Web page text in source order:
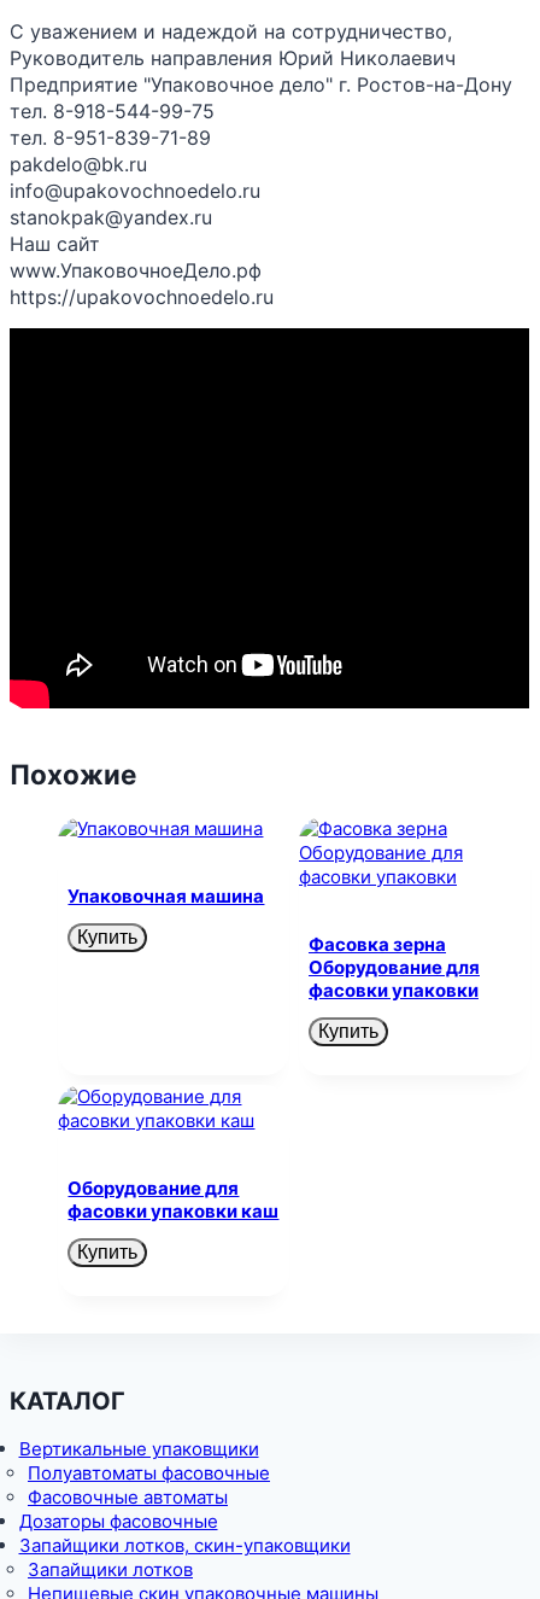
С уважением и надеждой на сотрудничество,
Руководитель направления Юрий Николаевич
Предприятие "Упаковочное дело" г. Ростов-на-Дону
тел. 8-918-544-99-75
тел. 8-951-839-71-89
pakdelo@bk.ru
info@upakovochnoedelo.ru
stanokpak@yandex.ru
Наш сайт
www.УпаковочноеДело.рф
https://upakovochnoedelo.ru
Похожие
Упаковочная машина
Купить
Фасовка зерна
Оборудование для
фасовки упаковки
Купить
Оборудование для
фасовки упаковки каш
Купить
КАТАЛОГ
Вертикальные упаковщики
Полуавтоматы фасовочные
Фасовочные автоматы
Дозаторы фасовочные
Запайщики лотков, скин-упаковщики
Запайщики лотков
Непищевые скин упаковочные машины